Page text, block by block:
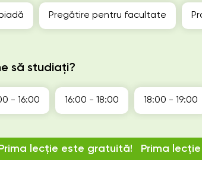
Prima lecție este gratuită! Prima
Pregătire pentru facultate
să studiați?
- 16:00 16:00 - 18:00 18:00 - 19:00